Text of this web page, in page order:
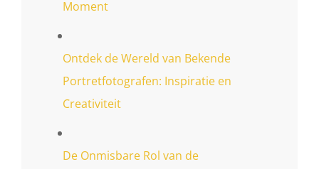
Moment
Ontdek de Wereld van Bekende
Portretfotografen: Inspiratie en
Creativiteit
De Onmisbare Rol van de